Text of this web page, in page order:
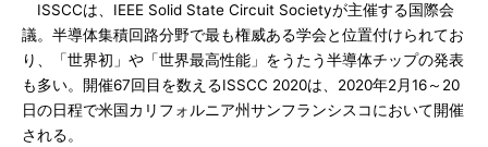
ISSCCは、IEEE Solid State Circuit Societyが主催する国際会
議。半導体集積回路分野で最も権威ある学会と位置付けられてお
り、「世界初」や「世界最高性能」をうたう半導体チップの発表
も多い。開催67回目を数えるISSCC 2020は、2020年2月16～20
日の日程で米国カリフォルニア州サンフランシスコにおいて開催
される。